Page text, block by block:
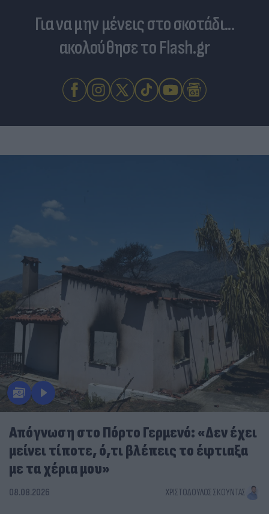
Για να μην μένεις στο σκοτάδι...
ακολούθησε το Flash.gr
Απόγνωση στο Πόρτο Γερμενό: «Δεν έχει
μείνει τίποτε, ό,τι βλέπεις το έφτιαξα
με τα χέρια μου»
08.08.2026 ΧΡΙΣΤΌΔΟΥΛΟΣ ΣΚΟΎΝΤΑΣ